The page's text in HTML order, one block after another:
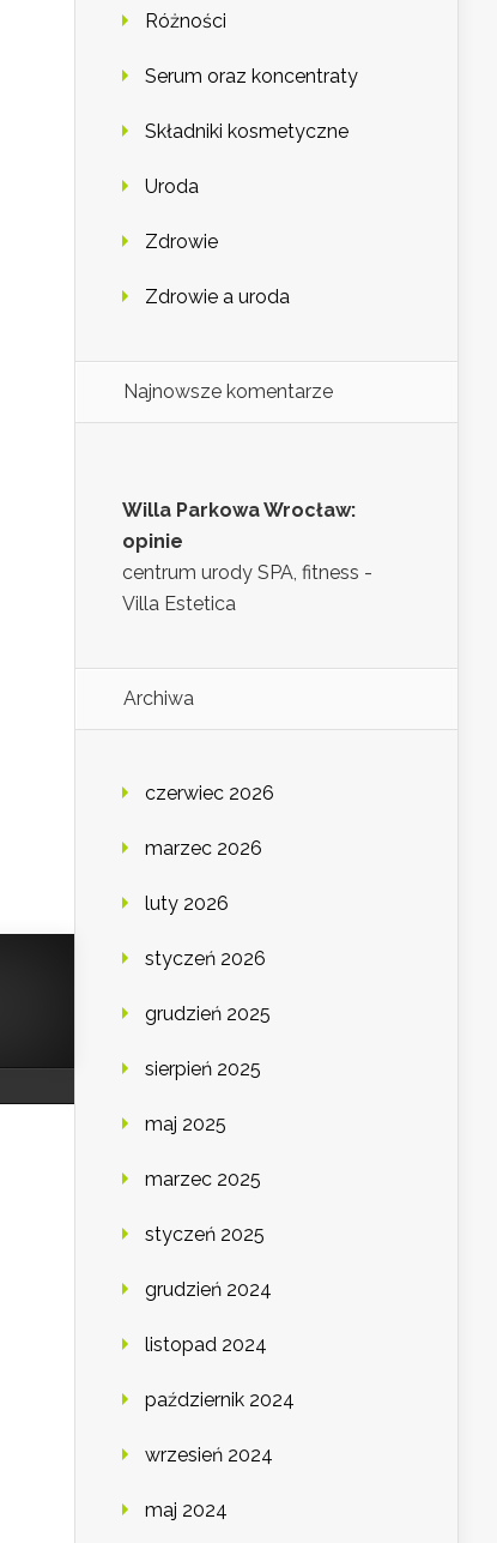
Różności
Serum oraz koncentraty
Składniki kosmetyczne
Uroda
Zdrowie
Zdrowie a uroda
Najnowsze komentarze
Willa Parkowa Wrocław:
opinie
centrum urody SPA, fitness -
Villa Estetica
Archiwa
czerwiec 2026
marzec 2026
luty 2026
styczeń 2026
grudzień 2025
sierpień 2025
maj 2025
marzec 2025
styczeń 2025
grudzień 2024
listopad 2024
październik 2024
wrzesień 2024
maj 2024